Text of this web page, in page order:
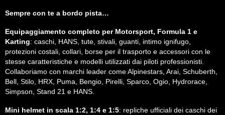
Sempre con te a bordo pista…
Equipaggiamento completo per Motorsport, Formula 1 e
Karting: caschi, HANS, tute, stivali, guanti, intimo ignifugo,
protezioni costali, collari, borse per il trasporto e accessori con le
stesse caratteristiche e modelli utilizzati dai piloti professionisti.
Collaboriamo con marchi leader come Alpinestars, Arai, Schuberth,
Bell, Stilo, HRX, Puma, Bengio, Pirelli, Sparco, Ogio, Hydrorace,
Simpson, Stand 21 e HANS.
Mini helmet in scala 1:2, 1:4 e 1:5: repliche ufficiali dei caschi dei